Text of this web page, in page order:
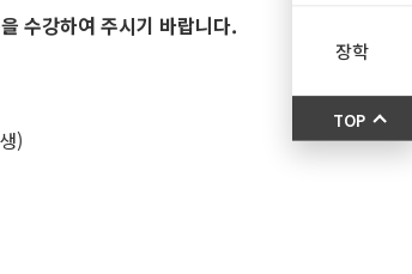
수강하여 주시기 바랍니다.
)
장학
TOP